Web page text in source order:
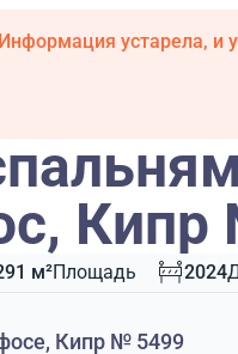
Информация устарела, и
м²Площадь 2024
Кипр № 5499